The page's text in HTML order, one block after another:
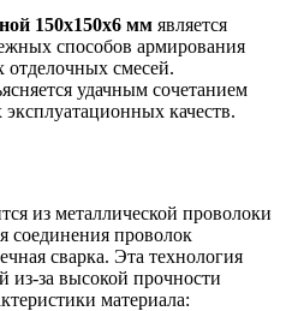
150х150х6 мм является
способов армирования
отделочных смесей.
удачным сочетанием
качеств.
из металлической проволоки
соединения проволок
сварка. Эта технология
из-за высокой прочности
материала: